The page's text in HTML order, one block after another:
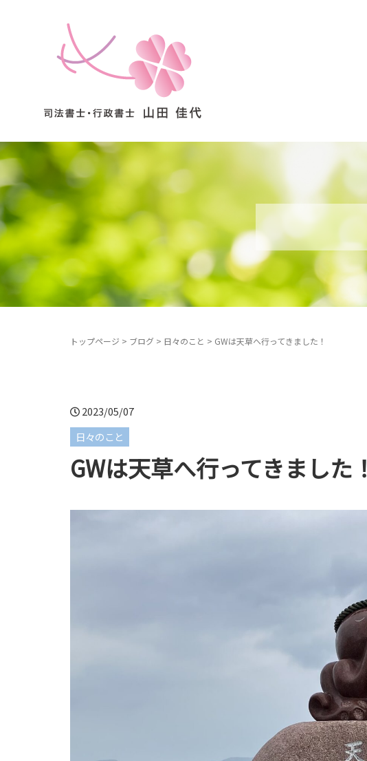
トップページ > ブログ > 日々のこと > GWは天草へ行ってきました！
2023/05/07
日々のこと
GWは天草へ行ってきました！